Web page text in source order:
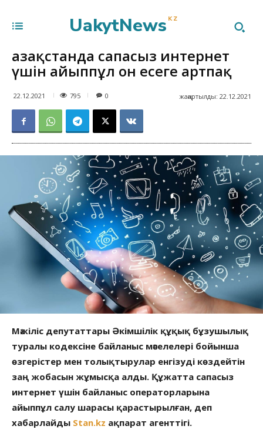
UakytNews KZ
Қазақстанда сапасыз интернет
үшін айыппұл он есеге артпақ
22.12.2021 795 жаңартылды: 22.12.2021
0
Мәжіліс депутаттары Әкімшілік құқық бұзушылық
туралы кодексіне байланыс мәселелері бойынша
өзгерістер мен толықтырулар енгізуді көздейтін
заң жобасын жұмысқа алды. Құжатта сапасыз
интернет үшін байланыс операторларына
айыппұл салу шарасы қарастырылған, деп
хабарлайды Stan.kz ақпарат агенттігі.